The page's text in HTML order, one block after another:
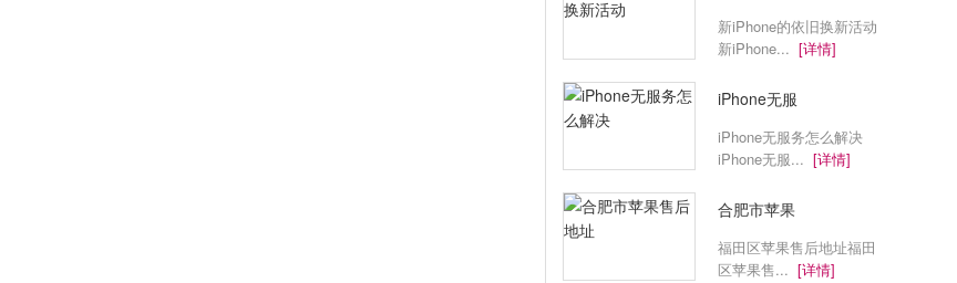
新iPhone的依旧换新活动
新iPhone... [详情]
iPhone无服
iPhone无服务怎么解决
iPhone无服... [详情]
合肥市苹果
福田区苹果售后地址福田
区苹果售... [详情]